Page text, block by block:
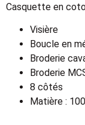
Casquette en
Visière
Boucle en
Broderie
Broderie
8 côtés
Matière :